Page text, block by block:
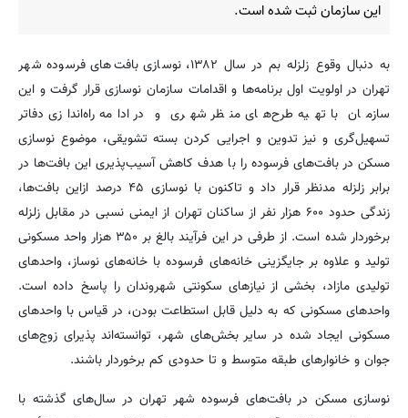
این سازمان ثبت شده است.
به دنبال وقوع زلزله بم در سال ۱۳۸۲، نوسازی بافت‌های فرسوده شهر
تهران در اولویت اول برنامه‌ها و اقدامات سازمان نوسازی قرار گرفت و این
سازمان با تهیه طرح‌های منظر شهری و در ادامه راه‌اندازی دفاتر
تسهیل‌گری و نیز تدوین و اجرایی کردن بسته تشویقی، موضوع نوسازی
مسکن در بافت‌های فرسوده را با هدف کاهش آسیب‌پذیری این بافت‌ها در
برابر زلزله مدنظر قرار داد و تاکنون با نوسازی ۴۵ درصد ازاین بافت‌ها،
زندگی حدود ۶۰۰ هزار نفر از ساکنان تهران از ایمنی نسبی در مقابل زلزله
برخوردار شده است. از طرفی در این فرآیند بالغ بر ۳۵۰ هزار واحد مسکونی
تولید و علاوه بر جایگزینی خانه‌های فرسوده با خانه‌های نوساز، واحدهای
تولیدی مازاد، بخشی از نیازهای سکونتی شهروندان را پاسخ داده است.
واحدهای مسکونی که به دلیل قابل استطاعت بودن، در قیاس با واحدهای
مسکونی ایجاد شده در سایر بخش‌های شهر، توانسته‌اند پذیرای زوج‌های
جوان و خانوارهای طبقه متوسط و تا حدودی کم برخوردار باشند.
نوسازی مسکن در بافت‌های فرسوده شهر تهران در سال‌های گذشته با